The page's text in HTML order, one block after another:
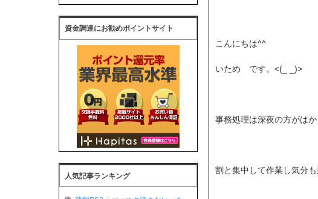
こんにちは^^
いため です。<(_ _)>
事務処理は深夜の方がは
割と集中して作業し気分
資金調達にお勧めポイントサイト
人気記事ランキング